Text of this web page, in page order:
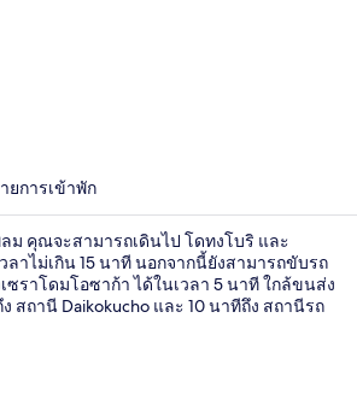
ยการเข้าพัก
ม คุณจะสามารถเดินไป โดทงโบริ และ
าไม่เกิน 15 นาที นอกจากนี้ยังสามารถขับรถ
ซราโดมโอซาก้า ได้ในเวลา 5 นาที ใกล้ขนส่ง
สถานี Daikokucho และ 10 นาทีถึง สถานีรถ